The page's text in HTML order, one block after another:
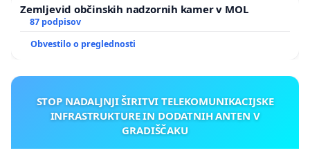
Zemljevid občinskih nadzornih kamer v MOL
87 podpisov
Obvestilo o preglednosti
STOP NADALJNJI ŠIRITVI TELEKOMUNIKACIJSKE
INFRASTRUKTURE IN DODATNIH ANTEN V
GRADIŠČAKU